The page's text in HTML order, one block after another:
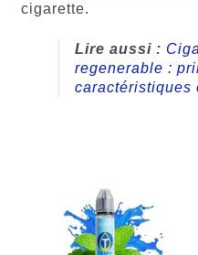
cigarette.
Lire aussi :
regenerable :
caractéristiques